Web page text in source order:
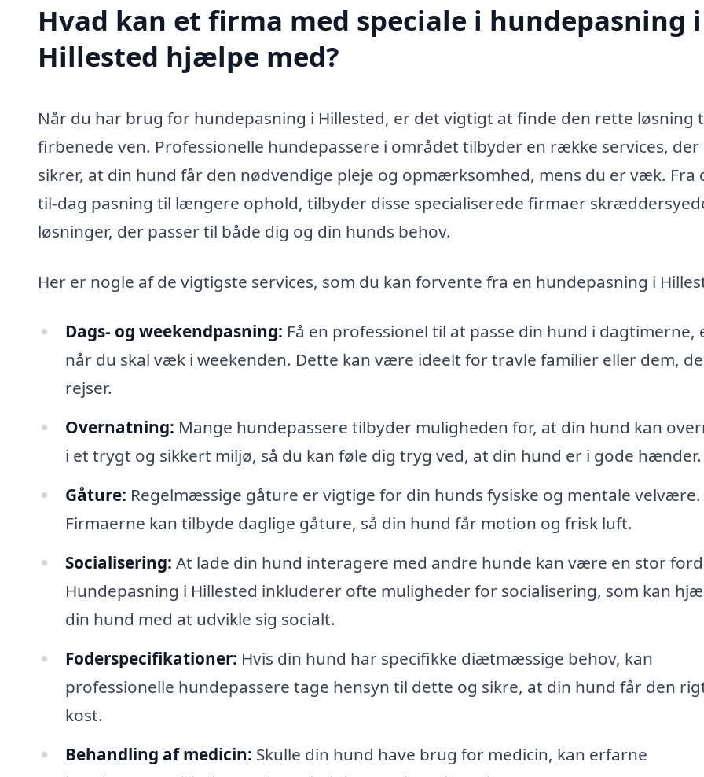
Hvad kan et firma med speciale i hundepasning i
Hillested hjælpe med?
Når du har brug for hundepasning i Hillested, er det vigtigt at finde den rette løsning
firbenede ven. Professionelle hundepassere i området tilbyder en række services, der
sikrer, at din hund får den nødvendige pleje og opmærksomhed, mens du er væk. Fra
til-dag pasning til længere ophold, tilbyder disse specialiserede firmaer
løsninger, der passer til både dig og din hunds behov.
Her er nogle af de vigtigste services, som du kan forvente fra en hundepasning i
Dags- og weekendpasning: Få en professionel til at passe din hund i dagtimerne,
når du skal væk i weekenden. Dette kan være ideelt for travle familier eller dem,
rejser.
Overnatning: Mange hundepassere tilbyder muligheden for, at din hund kan
i et trygt og sikkert miljø, så du kan føle dig tryg ved, at din hund er i gode hænder.
Gåture: Regelmæssige gåture er vigtige for din hunds fysiske og mentale velvære.
Firmaerne kan tilbyde daglige gåture, så din hund får motion og frisk luft.
Socialisering: At lade din hund interagere med andre hunde kan være en stor
Hundepasning i Hillested inkluderer ofte muligheder for socialisering, som kan
din hund med at udvikle sig socialt.
Foderspecifikationer: Hvis din hund har specifikke diætmæssige behov, kan
professionelle hundepassere tage hensyn til dette og sikre, at din hund får den
kost.
Behandling af medicin: Skulle din hund have brug for medicin, kan erfarne